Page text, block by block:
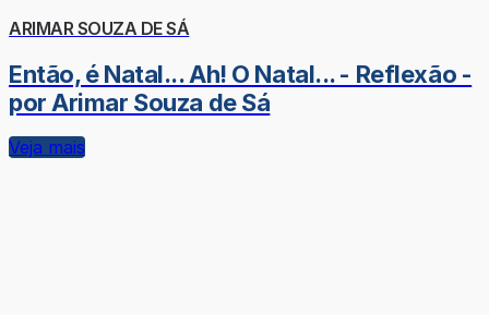
ARIMAR SOUZA DE SÁ
Então, é Natal... Ah! O Natal... - Reflexão -
por Arimar Souza de Sá
Veja mais